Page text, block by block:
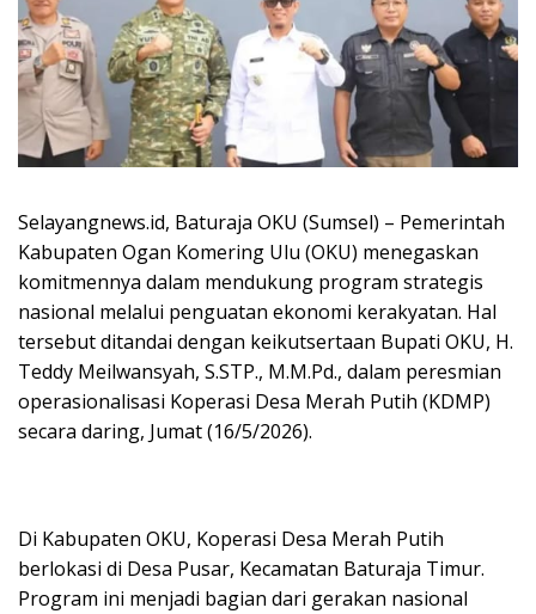
Selayangnews.id, Baturaja OKU (Sumsel) – Pemerintah
Kabupaten Ogan Komering Ulu (OKU) menegaskan
komitmennya dalam mendukung program strategis
nasional melalui penguatan ekonomi kerakyatan. Hal
tersebut ditandai dengan keikutsertaan Bupati OKU, H.
Teddy Meilwansyah, S.STP., M.M.Pd., dalam peresmian
operasionalisasi Koperasi Desa Merah Putih (KDMP)
secara daring, Jumat (16/5/2026).
Di Kabupaten OKU, Koperasi Desa Merah Putih
berlokasi di Desa Pusar, Kecamatan Baturaja Timur.
Program ini menjadi bagian dari gerakan nasional